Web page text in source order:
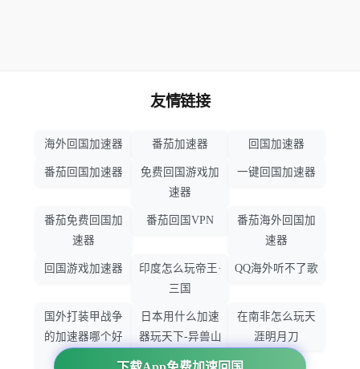
友情链接
海外回国加速器 番茄加速器 回国加速器
番茄回国加速器
免费回国游戏加
速器
一键回国加速器
番茄免费回国加
速器
番茄回国VPN
番茄海外回国加
速器
回国游戏加速器
印度怎么玩帝王·
三国
QQ海外听不了歌
国外打装甲战争
的加速器哪个好
日本用什么加速
器玩天下-异兽山
海
在南非怎么玩天
涯明月刀